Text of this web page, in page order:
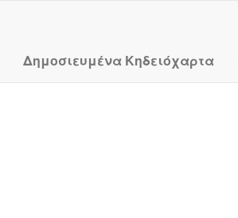
Δημοσιευμένα Κηδειόχαρτα